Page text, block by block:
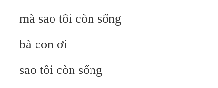
mà sao tôi còn sống
bà con ơi
sao tôi còn sống